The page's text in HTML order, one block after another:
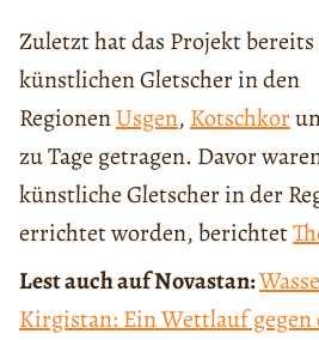
Zuletzt hat das Projekt
künstlichen Gletscher in den
RegionenUsgen,Kotschkor
zu Tage getragen. Davor
künstliche Gletscher in der
errichtet worden, berichtet
Lest auch auf Novastan:
Kirgistan: Ein Wettlauf gegen